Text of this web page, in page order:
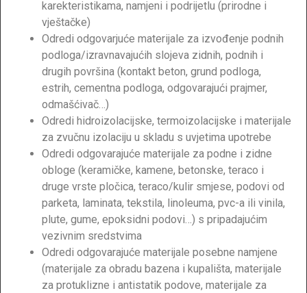
karekteristikama, namjeni i podrijetlu (prirodne i
vještačke)
Odredi odgovarjuće materijale za izvođenje podnih
podloga/izravnavajućih slojeva zidnih, podnih i
drugih površina (kontakt beton, grund podloga,
estrih, cementna podloga, odgovarajući prajmer,
odmašćivač…)
Odredi hidroizolacijske, termoizolacijske i materijale
za zvučnu izolaciju u skladu s uvjetima upotrebe
Odredi odgovarajuće materijale za podne i zidne
obloge (keramičke, kamene, betonske, teraco i
druge vrste pločica, teraco/kulir smjese, podovi od
parketa, laminata, tekstila, linoleuma, pvc-a ili vinila,
plute, gume, epoksidni podovi…) s pripadajućim
vezivnim sredstvima
Odredi odgovarajuće materijale posebne namjene
(materijale za obradu bazena i kupališta, materijale
za protuklizne i antistatik podove, materijale za